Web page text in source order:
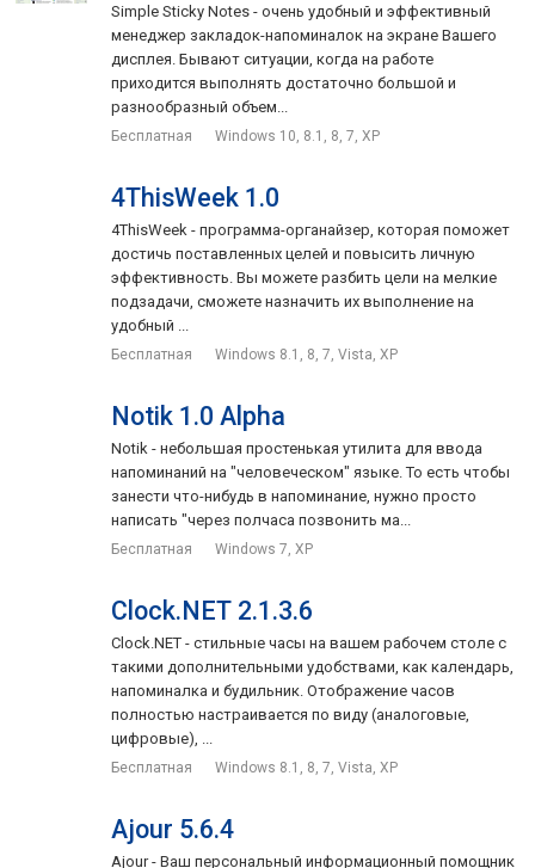
расписанию, составленному вами.
«Куранты» - отбивки в начале каждого часа, либо
каждого 3-го часа, по вашему выбору.
Индикация времени, на которое уже просрочен простой
срабатывании таймера.
Визуальное и звуковое оповещение о скором
срабатывании таймера.
Simple Sticky Notes - очень удобный и эффективный
менеджер закладок-напоминалок на экране Вашего
дисплея. Бывают ситуации, когда на работе
приходится выполнять достаточно большой и
разнообразный объем...
Бесплатная Windows 10, 8.1, 8, 7, XP
4ThisWeek 1.0
4ThisWeek - программа-органайзер, которая поможет
достичь поставленных целей и повысить личную
эффективность. Вы можете разбить цели на мелкие
подзадачи, сможете назначить их выполнение на
удобный ...
Бесплатная Windows 8.1, 8, 7, Vista, XP
Notik 1.0 Alpha
Notik - небольшая простенькая утилита для ввода
напоминаний на "человеческом" языке. То есть чтобы
занести что-нибудь в напоминание, нужно просто
написать "через полчаса позвонить ма...
Бесплатная Windows 7, XP
Clock.NET 2.1.3.6
Clock.NET - стильные часы на вашем рабочем столе с
такими дополнительными удобствами, как календарь,
напоминалка и будильник. Отображение часов
полностью настраивается по виду (аналоговые,
цифровые), ...
Бесплатная Windows 8.1, 8, 7, Vista, XP
Ajour 5.6.4
Ajour - Ваш персональный информационный помощник